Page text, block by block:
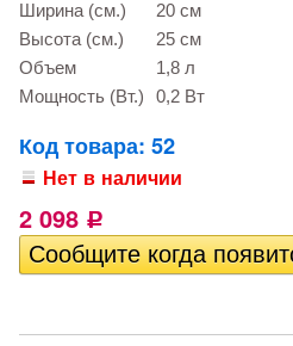
Ширина (см.)
20 см
Высота (см.)
25 см
Объем
1,8 л
Мощность (Вт.)
0,2 Вт
Код товара: 52
Нет в наличии
2 098 Р